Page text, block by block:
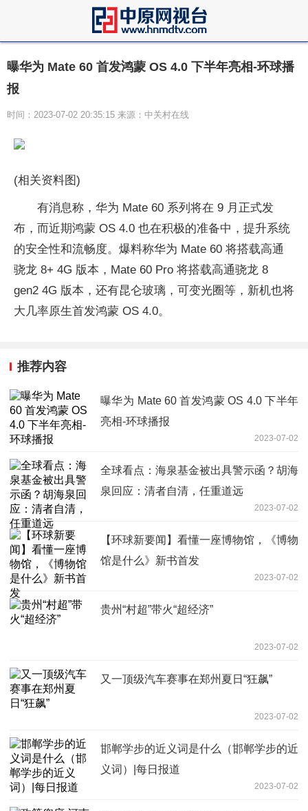
曝华为 Mate 60 首发鸿蒙 OS 4.0 下半年亮相-环球播
报
时间：2023-07-02 20:35:15 来源：中关村在线
(相关资料图)
有消息称，华为 Mate 60 系列将在 9 月正式发
布，而近期鸿蒙 OS 4.0 也在积极的准备中，提升系统
的安全性和流畅度。爆料称华为 Mate 60 将搭载高通
骁龙 8+ 4G 版本，Mate 60 Pro 将搭载高通骁龙 8
gen2 4G 版本，还有昆仑玻璃，可变光圈等，新机也将
大几率原生首发鸿蒙 OS 4.0。
推荐内容
曝华为 Mate 60 首发鸿蒙 OS 4.0 下半年
亮相-环球播报
2023-07-02
全球看点：海泉基金被出具警示函？胡海
泉回应：清者自清，任重道远
2023-07-02
【环球新要闻】看懂一座博物馆，《博物
馆是什么》新书首发
2023-07-02
贵州“村超”带火“超经济”
2023-07-02
又一顶级汽车赛事在郑州夏日“狂飙”
2023-07-02
邯郸学步的近义词是什么（邯郸学步的近
义词）|每日报道
2023-07-02